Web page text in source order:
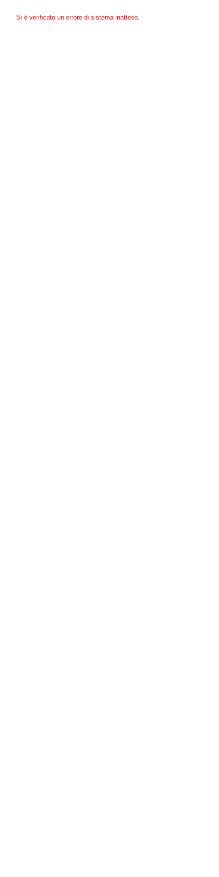
Si è verificato un errore di sistema inatteso.